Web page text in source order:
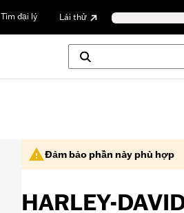
Tìm đại lý Lái thử
Đảm bảo phần này phù hợp
HARLEY-